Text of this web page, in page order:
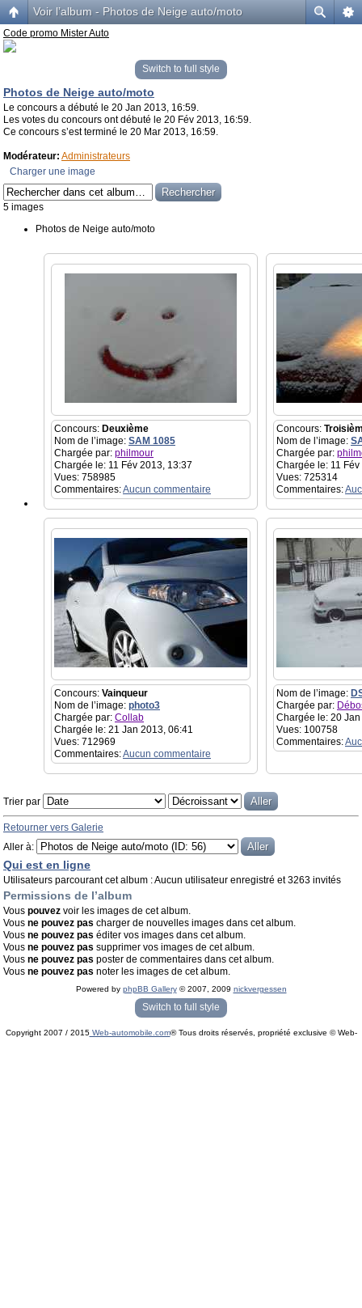
Voir l’album - Photos de Neige auto/moto
Code promo Mister Auto
Switch to full style
Photos de Neige auto/moto
Le concours a débuté le 20 Jan 2013, 16:59.
Les votes du concours ont débuté le 20 Fév 2013, 16:59.
Ce concours s’est terminé le 20 Mar 2013, 16:59.
Modérateur: Administrateurs
Charger une image
5 images
Photos de Neige auto/moto
Concours: Deuxième
Nom de l’image: SAM 1085
Chargée par: philmour
Chargée le: 11 Fév 2013, 13:37
Vues: 758985
Commentaires:Aucun commentaire
Concours:
Nom de l’image:
Chargée par:
Chargée le: 11
Vues: 725314
Commentaires:
Concours: Vainqueur
Nom de l’image: photo3
Chargée par: Collab
Chargée le: 21 Jan 2013, 06:41
Vues: 712969
Commentaires:Aucun commentaire
Nom de l’image:
Chargée par:
Chargée le: 20
Vues: 100758
Commentaires:
Trier par
Retourner vers Galerie
Aller à:
Qui est en ligne
Utilisateurs parcourant cet album : Aucun utilisateur enregistré et 3263 invités
Permissions de l’album
Vous pouvez voir les images de cet album.
Vous ne pouvez pas charger de nouvelles images dans cet album.
Vous ne pouvez pas éditer vos images dans cet album.
Vous ne pouvez pas supprimer vos images de cet album.
Vous ne pouvez pas poster de commentaires dans cet album.
Vous ne pouvez pas noter les images de cet album.
Powered by phpBB Gallery© 2007, 2009 nickvergessen
« phpBB Gallery » - Traduction française par
darky
Switch to full style
Copyright 2007 / 2015Web-automobile.com® Tous droits réservés, propriété exclusive © Web-